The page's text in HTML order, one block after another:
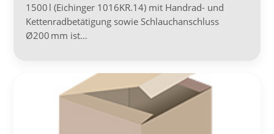
1500 l (Eichinger 1016KR.14) mit Handrad- und
Kettenradbetätigung sowie Schlauchanschluss
Ø200 mm ist…